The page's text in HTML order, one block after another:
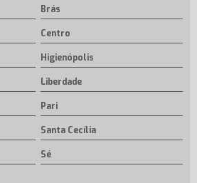
Brás
Centro
Higienópolis
Liberdade
Pari
Santa Cecília
Sé